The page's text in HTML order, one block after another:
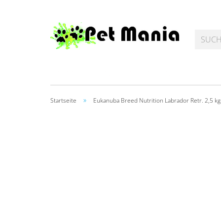
Startseite » Eukanuba Breed Nutrition Labrador Retr. 2,5 kg